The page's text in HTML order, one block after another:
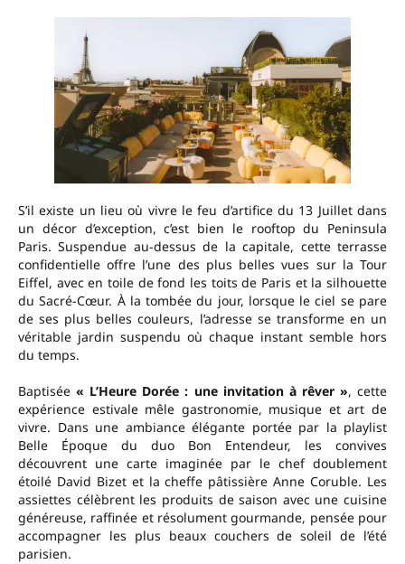
S’il existe un lieu où vivre le feu d’artifice du 13 Juillet dans
un décor d’exception, c’est bien le rooftop du Peninsula
Paris. Suspendue au-dessus de la capitale, cette terrasse
confidentielle offre l’une des plus belles vues sur la Tour
Eiffel, avec en toile de fond les toits de Paris et la silhouette
du Sacré-Cœur. À la tombée du jour, lorsque le ciel se pare
de ses plus belles couleurs, l’adresse se transforme en un
véritable jardin suspendu où chaque instant semble hors
du temps.
Baptisée« L’Heure Dorée : une invitation à rêver », cette
expérience estivale mêle gastronomie, musique et art de
vivre. Dans une ambiance élégante portée par la playlist
Belle Époque du duo Bon Entendeur, les convives
découvrent une carte imaginée par le chef doublement
étoilé David Bizet et la cheffe pâtissière Anne Coruble. Les
assiettes célèbrent les produits de saison avec une cuisine
généreuse, raffinée et résolument gourmande, pensée pour
accompagner les plus beaux couchers de soleil de l’été
parisien.